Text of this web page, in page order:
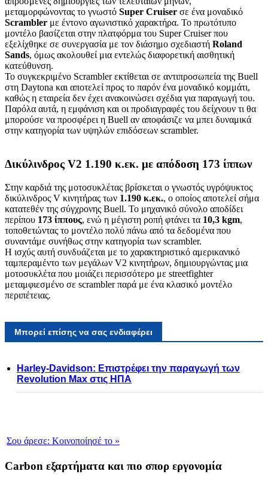
μεταμορφώνοντας το γνωστό Super Cruiser σε ένα μοναδικό
Scrambler με έντονο αγωνιστικό χαρακτήρα. Το πρωτότυπο
μοντέλο βασίζεται στην πλατφόρμα του Super Cruiser που
εξελίχθηκε σε συνεργασία με τον διάσημο σχεδιαστή Roland
Sands, όμως ακολουθεί μια εντελώς διαφορετική αισθητική
κατεύθυνση.
Το συγκεκριμένο Scrambler εκτίθεται σε αντιπροσωπεία της Buell
στη Daytona και αποτελεί προς το παρόν ένα μοναδικό κομμάτι,
καθώς η εταιρεία δεν έχει ανακοινώσει σχέδια για παραγωγή του.
Παρόλα αυτά, η εμφάνιση και οι προδιαγραφές του δείχνουν τι θα
μπορούσε να προσφέρει η Buell αν αποφάσιζε να μπει δυναμικά
στην κατηγορία των υψηλών επιδόσεων scrambler.
Δικύλινδρος V2 1.190 κ.εκ. με απόδοση 173 ίππων
Στην καρδιά της μοτοσυκλέτας βρίσκεται ο γνωστός υγρόψυκτος
δικύλινδρος V κινητήρας των 1.190 κ.εκ., ο οποίος αποτελεί σήμα
κατατεθέν της σύγχρονης Buell. Το μηχανικό σύνολο αποδίδει
περίπου 173 ίππους, ενώ η μέγιστη ροπή φτάνει τα 10,3 kgm,
τοποθετώντας το μοντέλο πολύ πάνω από τα δεδομένα που
συναντάμε συνήθως στην κατηγορία των scrambler.
Η ισχύς αυτή συνδυάζεται με το χαρακτηριστικό αμερικανικό
ταμπεραμέντο των μεγάλων V2 κινητήρων, δημιουργώντας μια
μοτοσυκλέτα που μοιάζει περισσότερο με streetfighter
μεταμφιεσμένο σε scrambler παρά με ένα κλασικό μοντέλο
περιπέτειας.
Μπορεί επίσης να σας ενδιαφέρει
Harley-Davidson: Επιστρέφει την παραγωγή των
Revolution Max στις ΗΠΑ
Σου άρεσε: Κοινοποίησέ το »
Carbon εξαρτήματα και πιο σπορ εργονομία